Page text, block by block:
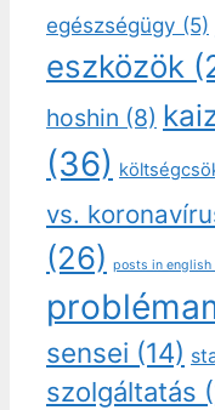
egészségügy (5)
eszközök
hoshin (8)
(36)
vs.
(26) posts in english
sensei (14)
szolgáltatás